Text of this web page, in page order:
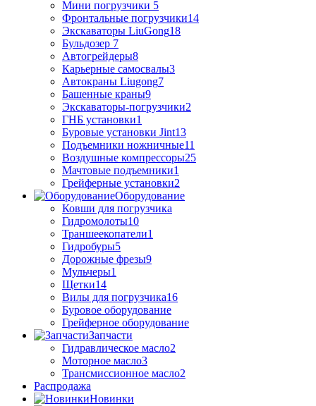
Мини погрузчики 5
Фронтальные погрузчики14
Экскаваторы LiuGong18
Бульдозер 7
Автогрейдеры8
Карьерные самосвалы3
Автокраны Liugong7
Башенные краны9
Экскаваторы-погрузчики2
ГНБ установки1
Буровые установки Jint13
Подъемники ножничные11
Воздушные компрессоры25
Мачтовые подъемники1
Грейферные установки2
Оборудование
Ковши для погрузчика
Гидромолоты10
Траншеекопатели1
Гидробуры5
Дорожные фрезы9
Мульчеры1
Щетки14
Вилы для погрузчика16
Буровое оборудование
Грейферное оборудование
Запчасти
Гидравлическое масло2
Моторное масло3
Трансмиссионное масло2
Распродажа
Новинки